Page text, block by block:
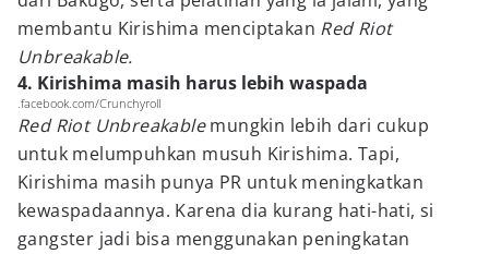
membantu Kirishima menciptakan Red Riot
Unbreakable.
4. Kirishima masih harus lebih waspada
.facebook.com/Crunchyroll
Red Riot Unbreakablemungkin lebih dari cukup
untuk melumpuhkan musuh Kirishima. Tapi,
Kirishima masih punya PR untuk meningkatkan
kewaspadaannya. Karena dia kurang hati-hati, si
gangster jadi bisa menggunakan peningkatan